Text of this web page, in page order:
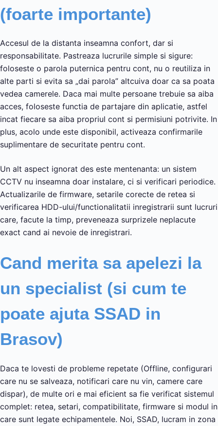
(foarte importante)
Accesul de la distanta inseamna confort, dar si
responsabilitate. Pastreaza lucrurile simple si sigure:
foloseste o parola puternica pentru cont, nu o reutiliza in
alte parti si evita sa „dai parola” altcuiva doar ca sa poata
vedea camerele. Daca mai multe persoane trebuie sa aiba
acces, foloseste functia de partajare din aplicatie, astfel
incat fiecare sa aiba propriul cont si permisiuni potrivite. In
plus, acolo unde este disponibil, activeaza confirmarile
suplimentare de securitate pentru cont.
Un alt aspect ignorat des este mentenanta: un sistem
CCTV nu inseamna doar instalare, ci si verificari periodice.
Actualizarile de firmware, setarile corecte de retea si
verificarea HDD-ului/functionalitatii inregistrarii sunt lucruri
care, facute la timp, preveneaza surprizele neplacute
exact cand ai nevoie de inregistrari.
Cand merita sa apelezi la
un specialist (si cum te
poate ajuta SSAD in
Brasov)
Daca te lovesti de probleme repetate (Offline, configurari
care nu se salveaza, notificari care nu vin, camere care
dispar), de multe ori e mai eficient sa fie verificat sistemul
complet: retea, setari, compatibilitate, firmware si modul in
care sunt legate echipamentele. Noi, SSAD, lucram in zona